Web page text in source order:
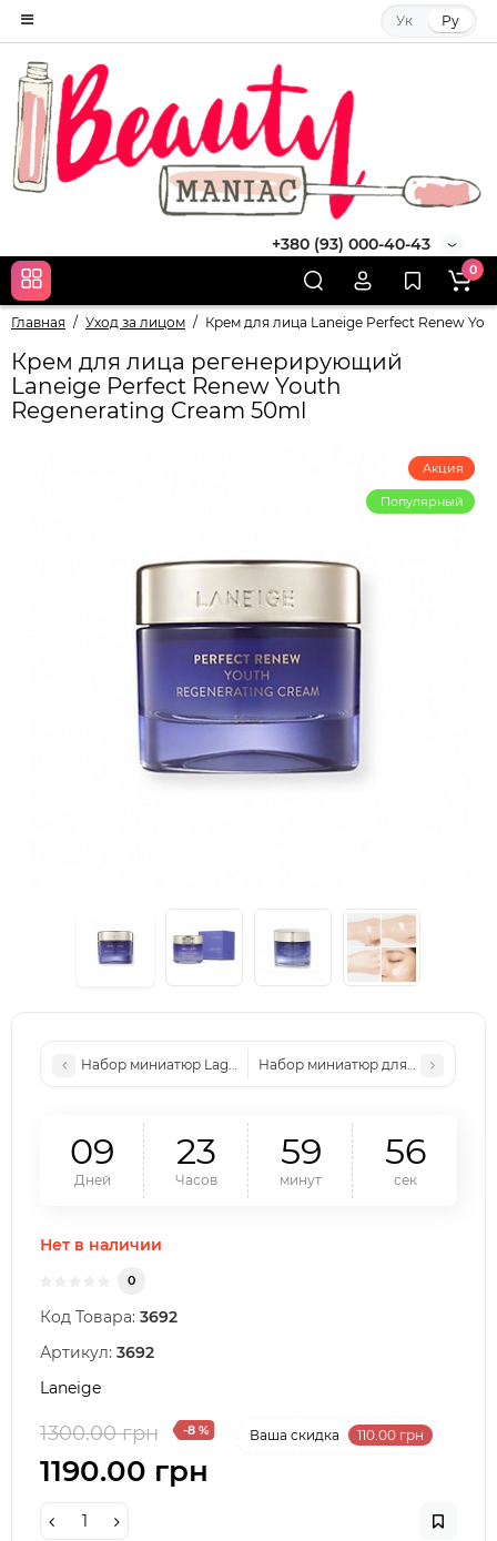
Ук Ру
+380 (93) 000-40-43
0
Главная Уход за лицом Крем для лица Laneige Perfect Renew
Крем для лица регенерирующий
Laneige Perfect Renew Youth
Regenerating Cream 50ml
Акция
Популярный
Набор миниатюр Lagom Travel Kit 90mlНабор миниатюр для лица Missha
09
Дней
23
Часов
59
минут
55
сек
Нет в наличии
0
Код Товара: 3692
Артикул: 3692
Laneige
1300.00 грн -8 % Ваша cкидка 110.00 грн
1190.00 грн